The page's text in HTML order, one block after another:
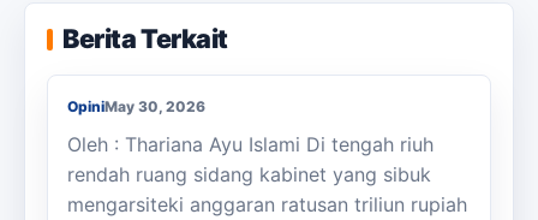
Berita Terkait
Pesta “Makan Gratis” Saat Rupiah Krisis:
“Rem Moneter” vs “Gas Fiskal”
OpiniMay 30, 2026
Oleh : Thariana Ayu Islami Di tengah riuh
rendah ruang sidang kabinet yang sibuk
mengarsiteki anggaran ratusan triliun rupiah